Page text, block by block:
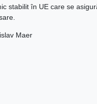
stabilit în UE care se
Maer